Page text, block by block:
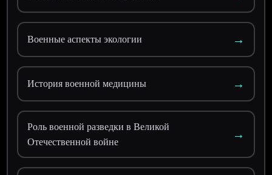
Военные аспекты экологии →
История военной медицины →
Роль военной разведки в Великой
Отечественной войне
→